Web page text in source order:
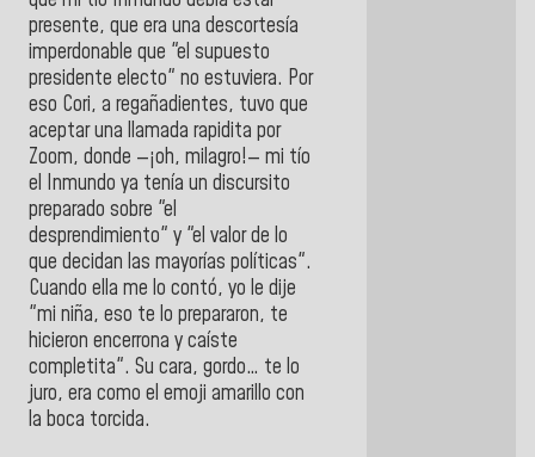
presente, que era una descortesía
imperdonable que "el supuesto
presidente electo" no estuviera. Por
eso Cori, a regañadientes, tuvo que
aceptar una llamada rapidita por
Zoom, donde —¡oh, milagro!— mi tío
el Inmundo ya tenía un discursito
preparado sobre "el
desprendimiento" y "el valor de lo
que decidan las mayorías políticas".
Cuando ella me lo contó, yo le dije
"mi niña, eso te lo prepararon, te
hicieron encerrona y caíste
completita". Su cara, gordo… te lo
juro, era como el emoji amarillo con
la boca torcida.